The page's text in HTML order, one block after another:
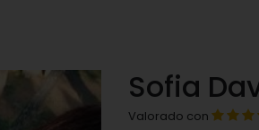
Sofia
Valorado con